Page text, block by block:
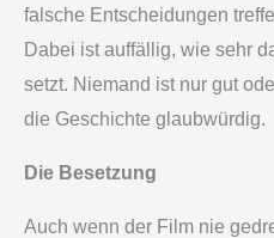
falsche Entscheidungen
Dabei ist auffällig, wie sehr
setzt. Niemand ist nur gut
die Geschichte glaubwürdig.
Die Besetzung
Auch wenn der Film nie